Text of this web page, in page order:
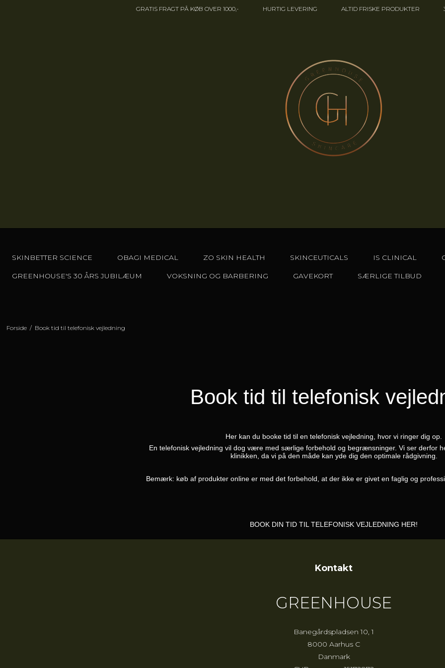
GRATIS FRAGT PÅ KØB OVER 1000,- HURTIG LEVERING ALTID FRISKE PRODUKTER
SKINBETTER SCIENCE OBAGI MEDICAL ZO SKIN HEALTH SKINCEUTICALS IS CLINICAL
GREENHOUSE'S 30 ÅRS JUBILÆUM VOKSNING OG BARBERING GAVEKORT SÆRLIGE TILBUD
Forside / Book tid til telefonisk vejledning
Book tid til telefonisk
Her kan du booke tid til en telefonisk vejledning, hvor vi ringer dig op.
En telefonisk vejledning vil dog være med særlige forbehold og begrænsninger. Vi ser derfor
klinikken, da vi på den måde kan yde dig den optimale rådgivning.
Bemærk: køb af produkter online er med det forbehold, at der ikke er givet en faglig og
BOOK DIN TID TIL TELEFONISK VEJLEDNING HER!
Kontakt
GREENHOUSE
Banegårdspladsen 10, 1
8000 Aarhus C
Danmark